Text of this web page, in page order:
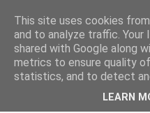
This site uses cookies
and to analyze traffic. Your
shared with Google along
metrics to ensure quality
statistics, and to detect
LEARN